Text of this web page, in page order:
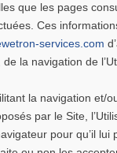
que les pages
Ces
services.com
la navigation de
la navigation et/
par le Site,
pour qu’il lui